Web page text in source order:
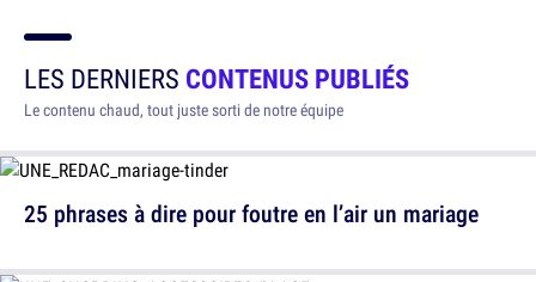
LES DERNIERS CONTENUS PUBLIÉS
Le contenu chaud, tout juste sorti de notre équipe
25 phrases à dire pour foutre en l’air un mariage